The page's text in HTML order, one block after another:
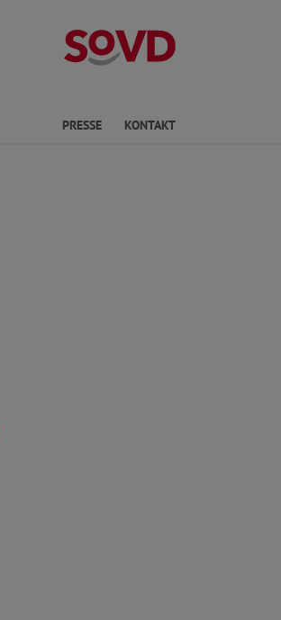
Kreisverband
PRESSE KONTAKT